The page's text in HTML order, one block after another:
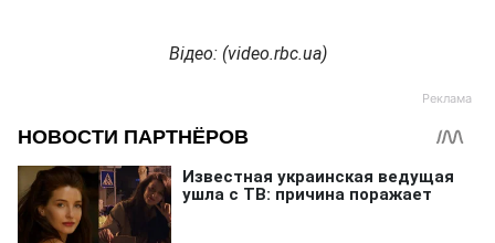
Відео: (video.rbc.ua)